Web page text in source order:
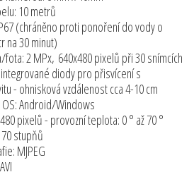
10 metrů
(chráněno proti ponoření do vody o
na 30 minut)
fota: 2 MPx, 640x480 pixelů při 30 snímcích
diody pro přisvícení s
- ohnisková vzdálenost cca 4-10 cm
Android/Windows
pixelů - provozní teplota: 0 ° až 70 °
stupňů
MJPEG